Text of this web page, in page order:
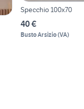
Specchio 100x70
40 €
Busto Arsizio(VA)